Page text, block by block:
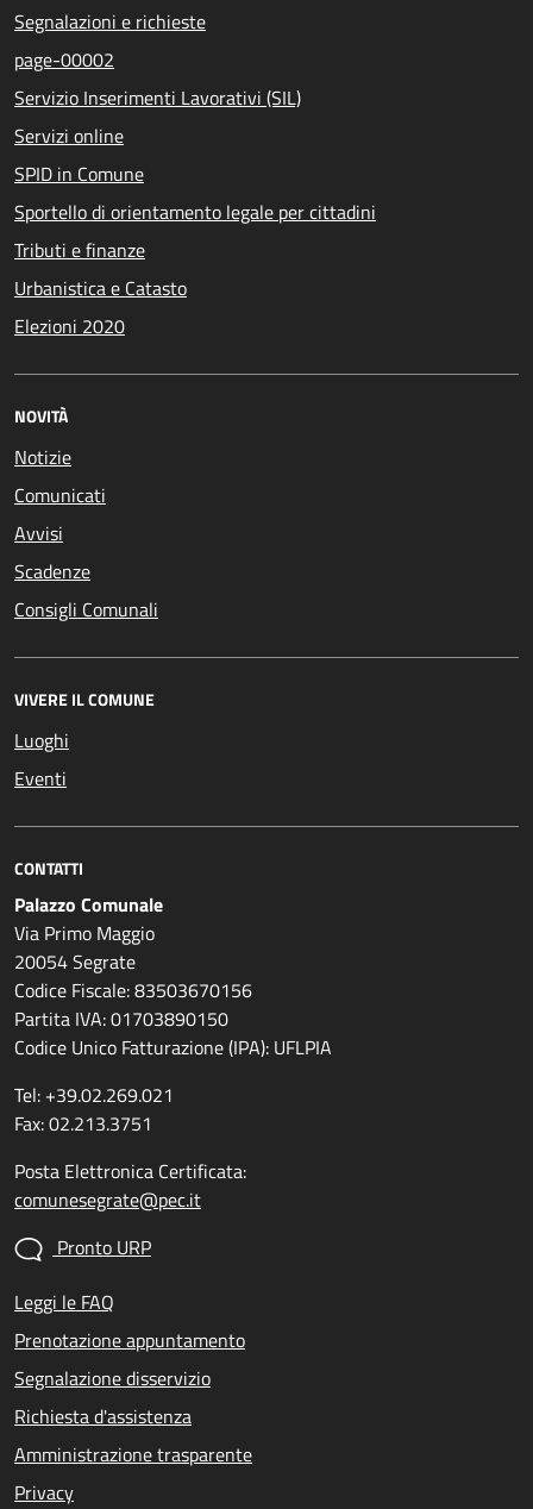
Segnalazioni e richieste
page-00002
Servizio Inserimenti Lavorativi (SIL)
Servizi online
SPID in Comune
Sportello di orientamento legale per cittadini
Tributi e finanze
Urbanistica e Catasto
Elezioni 2020
NOVITÀ
Notizie
Comunicati
Avvisi
Scadenze
Consigli Comunali
VIVERE IL COMUNE
Luoghi
Eventi
CONTATTI
Palazzo Comunale
Via Primo Maggio
20054 Segrate
Codice Fiscale: 83503670156
Partita IVA: 01703890150
Codice Unico Fatturazione (IPA): UFLPIA
Tel: +39.02.269.021
Fax: 02.213.3751
Posta Elettronica Certificata:
comunesegrate@pec.it
Pronto URP
Leggi le FAQ
Prenotazione appuntamento
Segnalazione disservizio
Richiesta d'assistenza
Amministrazione trasparente
Privacy